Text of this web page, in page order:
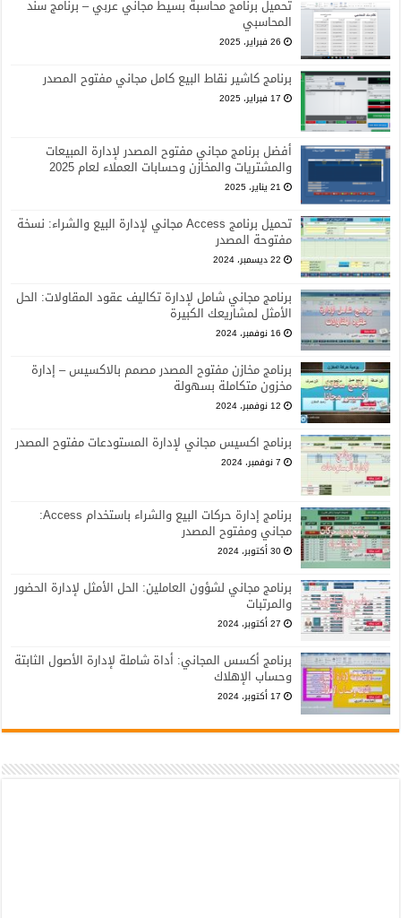
تحميل برنامج محاسبة بسيط مجاني عربي – برنامج سند
المحاسبي
26 فبراير، 2025
برنامج كاشير نقاط البيع كامل مجاني مفتوح المصدر
17 فبراير، 2025
أفضل برنامج مجاني مفتوح المصدر لإدارة المبيعات
والمشتريات والمخازن وحسابات العملاء لعام 2025
21 يناير، 2025
تحميل برنامج Access مجاني لإدارة البيع والشراء: نسخة
مفتوحة المصدر
22 ديسمبر، 2024
برنامج مجاني شامل لإدارة تكاليف عقود المقاولات: الحل
الأمثل لمشاريعك الكبيرة
16 نوفمبر، 2024
برنامج مخازن مفتوح المصدر مصمم بالاكسيس – إدارة
مخزون متكاملة بسهولة
12 نوفمبر، 2024
برنامج اكسيس مجاني لإدارة المستودعات مفتوح المصدر
7 نوفمبر، 2024
برنامج إدارة حركات البيع والشراء باستخدام Access:
مجاني ومفتوح المصدر
30 أكتوبر، 2024
برنامج مجاني لشؤون العاملين: الحل الأمثل لإدارة الحضور
والمرتبات
27 أكتوبر، 2024
برنامج أكسس المجاني: أداة شاملة لإدارة الأصول الثابتة
وحساب الإهلاك
17 أكتوبر، 2024